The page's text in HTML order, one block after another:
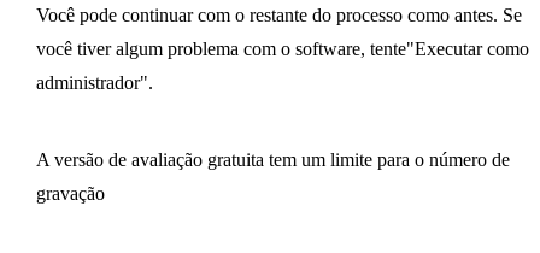
Você pode continuar com o restante do processo como antes. Se
você tiver algum problema com o software, tente"Executar como
administrador".
A versão de avaliação gratuita tem um limite para o número de
gravação